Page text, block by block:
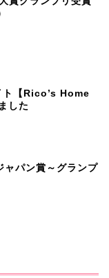
ト【Rico’s Home
した
ャパン賞～グランプ